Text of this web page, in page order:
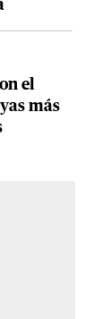
el
más